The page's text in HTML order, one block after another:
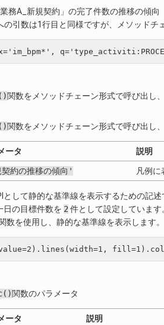
務A_新規契約」の完了件数の推移の傾
の引数は1行目と同様ですが、メソッドチ
関数をメソッドチェーン形式で呼び出し
関数をメソッドチェーン形式で呼び出し
ータ 説明
約の推移の傾向' 凡例
として静的な基準線を表示するための記述
日の目標件数を 2 件として設定しています
数を使用し、静的な基準線を表示します。
関数のパラメータ
ータ 説明